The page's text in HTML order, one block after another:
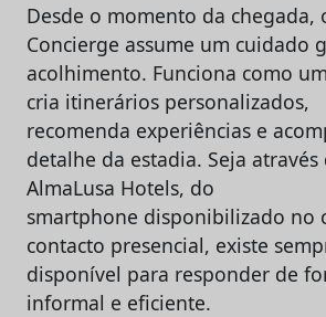
Desde o momento da chegada,
Concierge assume um cuidado
acolhimento. Funciona como
cria itinerários personalizados,
recomenda experiências e
detalhe da estadia. Seja através
AlmaLusa Hotels, do
smartphone disponibilizado no
contacto presencial, existe
disponível para responder de
informal e eficiente.